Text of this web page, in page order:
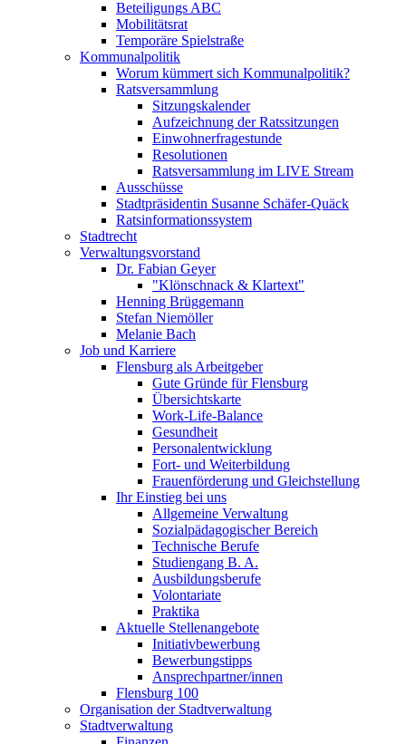
Beteiligungs ABC
Mobilitätsrat
Temporäre Spielstraße
Kommunalpolitik
Worum kümmert sich Kommunalpolitik?
Ratsversammlung
Sitzungskalender
Aufzeichnung der Ratssitzungen
Einwohnerfragestunde
Resolutionen
Ratsversammlung im LIVE Stream
Ausschüsse
Stadtpräsidentin Susanne Schäfer-Quäck
Ratsinformationssystem
Stadtrecht
Verwaltungsvorstand
Dr. Fabian Geyer
"Klönschnack & Klartext"
Henning Brüggemann
Stefan Niemöller
Melanie Bach
Job und Karriere
Flensburg als Arbeitgeber
Gute Gründe für Flensburg
Übersichtskarte
Work-Life-Balance
Gesundheit
Personalentwicklung
Fort- und Weiterbildung
Frauenförderung und Gleichstellung
Ihr Einstieg bei uns
Allgemeine Verwaltung
Sozialpädagogischer Bereich
Technische Berufe
Studiengang B. A.
Ausbildungsberufe
Volontariate
Praktika
Aktuelle Stellenangebote
Initiativbewerbung
Bewerbungstipps
Ansprechpartner/innen
Flensburg 100
Organisation der Stadtverwaltung
Stadtverwaltung